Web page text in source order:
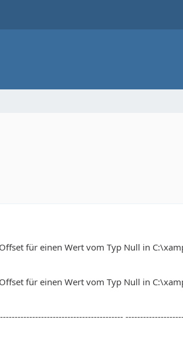
für einen Wert vom Typ Null in
für einen Wert vom Typ Null in